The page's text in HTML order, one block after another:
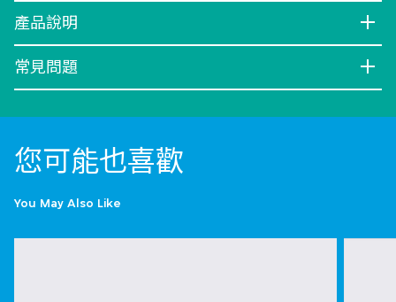
產品說明
常見問題
您可能也喜歡
You May Also Like